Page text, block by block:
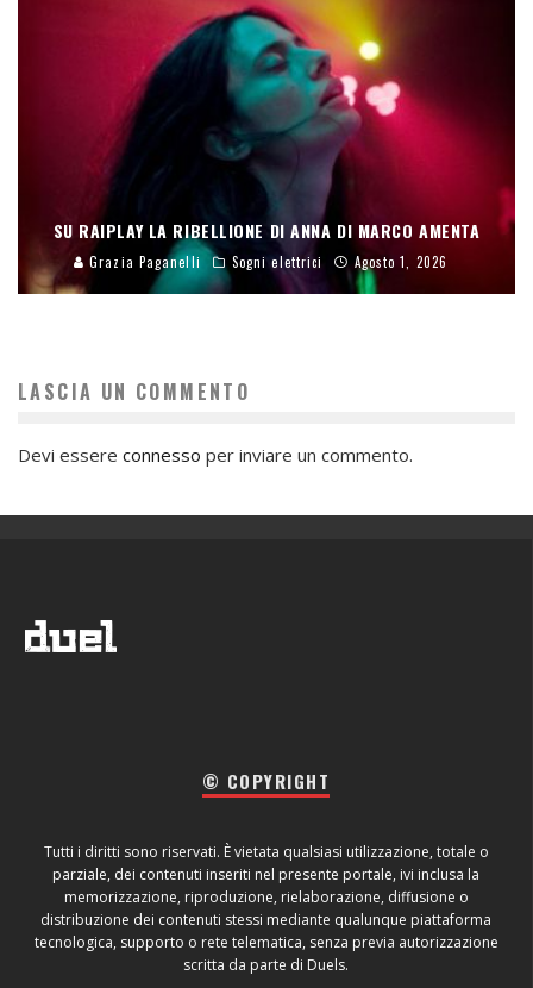
SU RAIPLAY LA RIBELLIONE DI ANNA DI MARCO AMENTA
Grazia Paganelli Sogni elettrici Agosto 1, 2026
LASCIA UN COMMENTO
Devi essere connesso per inviare un commento.
© COPYRIGHT
Tutti i diritti sono riservati. È vietata qualsiasi utilizzazione, totale o
parziale, dei contenuti inseriti nel presente portale, ivi inclusa la
memorizzazione, riproduzione, rielaborazione, diffusione o
distribuzione dei contenuti stessi mediante qualunque piattaforma
tecnologica, supporto o rete telematica, senza previa autorizzazione
scritta da parte di Duels.